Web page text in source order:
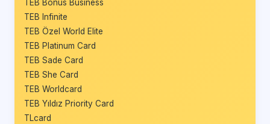
TEB Bonus Business
TEB Infinite
TEB Özel World Elite
TEB Platinum Card
TEB Sade Card
TEB She Card
TEB Worldcard
TEB Yıldız Priority Card
TLcard